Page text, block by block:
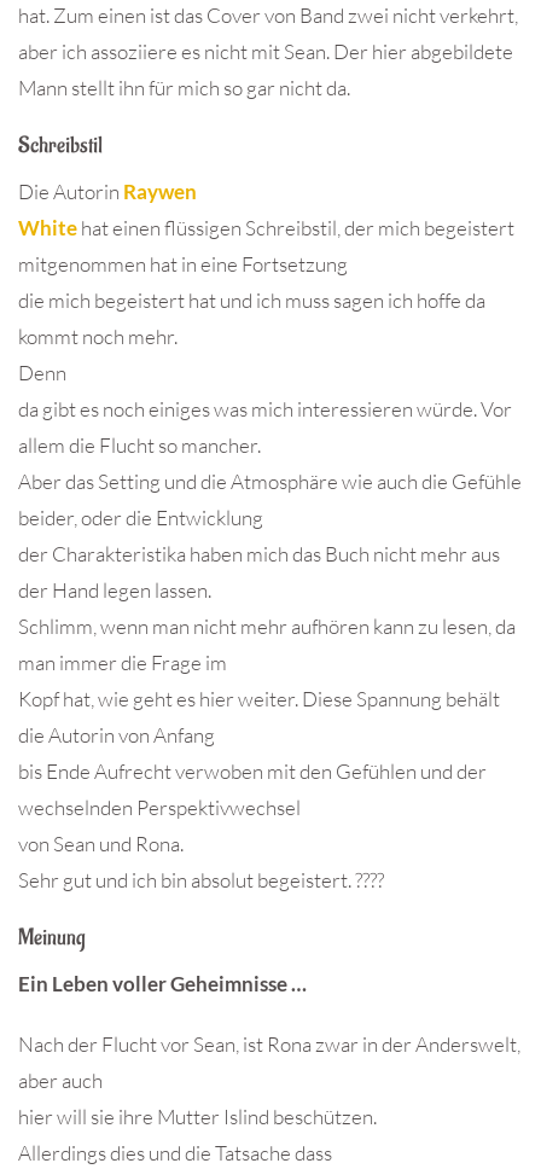
hat. Zum einen ist das Cover von Band zwei nicht verkehrt,
aber ich assoziiere es nicht mit Sean. Der hier abgebildete
Mann stellt ihn für mich so gar nicht da.
Schreibstil
Die Autorin Raywen
Whitehat einen flüssigen Schreibstil, der mich begeistert
mitgenommen hat in eine Fortsetzung
die mich begeistert hat und ich muss sagen ich hoffe da
kommt noch mehr.
Denn
da gibt es noch einiges was mich interessieren würde. Vor
allem die Flucht so mancher.
Aber das Setting und die Atmosphäre wie auch die Gefühle
beider, oder die Entwicklung
der Charakteristika haben mich das Buch nicht mehr aus
der Hand legen lassen.
Schlimm, wenn man nicht mehr aufhören kann zu lesen, da
man immer die Frage im
Kopf hat, wie geht es hier weiter. Diese Spannung behält
die Autorin von Anfang
bis Ende Aufrecht verwoben mit den Gefühlen und der
wechselnden Perspektivwechsel
von Sean und Rona.
Sehr gut und ich bin absolut begeistert. ????
Meinung
Ein Leben voller Geheimnisse …
Nach der Flucht vor Sean, ist Rona zwar in der Anderswelt,
aber auch
hier will sie ihre Mutter Islind beschützen.
Allerdings dies und die Tatsache dass